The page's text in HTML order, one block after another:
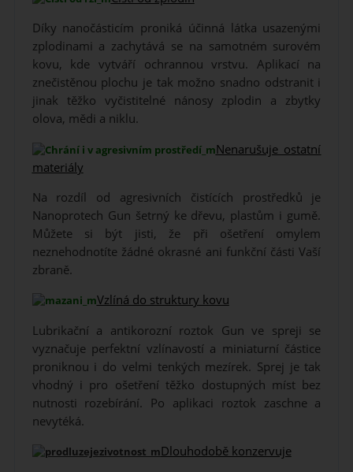
Díky nanočásticím proniká účinná látka usazenými
zplodinami a zachytává se na samotném surovém
kovu, kde vytváří ochrannou vrstvu. Aplikací na
znečistěnou plochu je tak možno snadno odstranit i
jinak těžko vyčistitelné nánosy zplodin a zbytky
olova, mědi a niklu.
Nenarušuje ostatní
materiály
Na rozdíl od agresivních čistících prostředků je
Nanoprotech Gun šetrný ke dřevu, plastům i gumě.
Můžete si být jisti, že při ošetření omylem
neznehodnotíte žádné okrasné ani funkční části Vaší
zbraně.
Vzlíná do struktury kovu
Lubrikační a antikorozní roztok Gun ve spreji se
vyznačuje perfektní vzlínavostí a miniaturní částice
proniknou i do velmi tenkých mezírek. Sprej je tak
vhodný i pro ošetření těžko dostupných míst bez
nutnosti rozebírání. Po aplikaci roztok zaschne a
nevytéká.
Dlouhodobě konzervuje